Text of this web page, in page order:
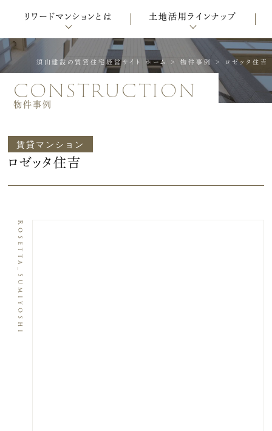
リワードマンションとは 土地活用ラインナップ
須山建設の賃貸住宅経営サイト ホーム > 物件事例 > ロゼッタ住吉
construction
物件事例
賃貸マンション
ロゼッタ住吉
Rosetta_Sumiyoshi